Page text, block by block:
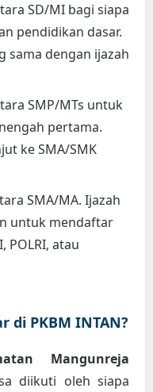
SD/MI bagi siapa
pendidikan dasar.
sama dengan ijazah
SMP/MTs untuk
pertama.
ke SMA/SMK
SMA/MA. Ijazah
untuk mendaftar
POLRI, atau
di PKBM INTAN?
Mangunreja
diikuti oleh siapa